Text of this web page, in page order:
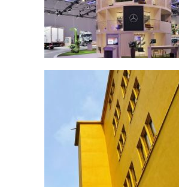
MERCEDES-BENZ TRUCKS IAA
TRANSPORTATION 2024